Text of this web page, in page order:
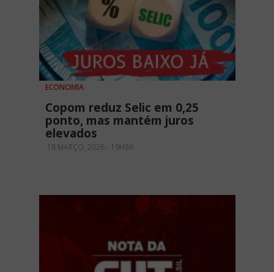
ECONOMIA
Copom reduz Selic em 0,25
ponto, mas mantém juros
elevados
18 MARÇO, 2026 - 19H36